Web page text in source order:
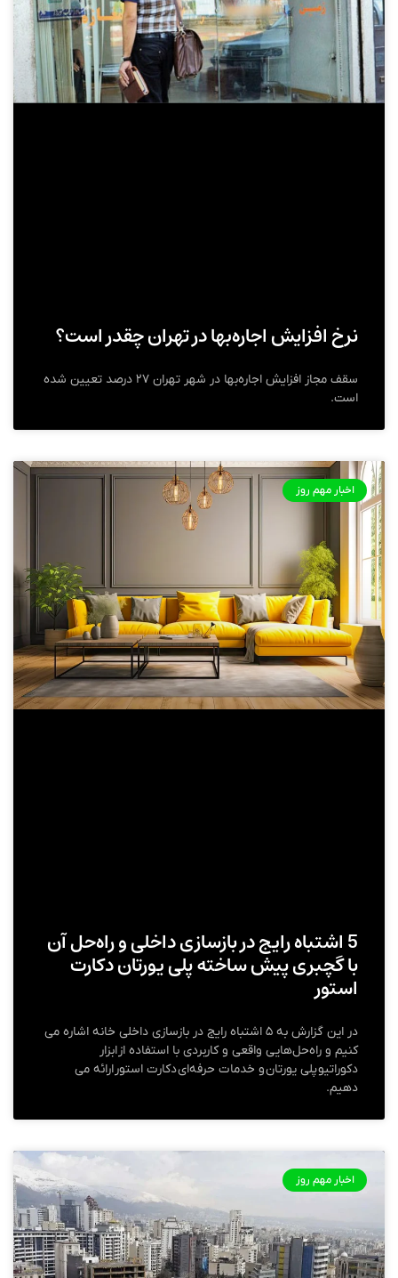
نرخ افزایش اجاره‌بها در تهران چقدر است؟
سقف مجاز افزایش اجاره‌بها در شهر تهران ۲۷ درصد تعیین شده
است.
اخبار مهم روز
5 اشتباه رایج در بازسازی داخلی و راه‌حل آن
با گچبری پیش ساخته پلی یورتان دکارت
استور
در این گزارش به ۵ اشتباه رایج در بازسازی داخلی خانه اشاره می‌
کنیم و راه‌حل‌هایی واقعی و کاربردی با استفاده از ابزار
دکوراتیو پلی یورتان و خدمات حرفه‌ای دکارت استور ارائه می‌
دهیم.
اخبار مهم روز